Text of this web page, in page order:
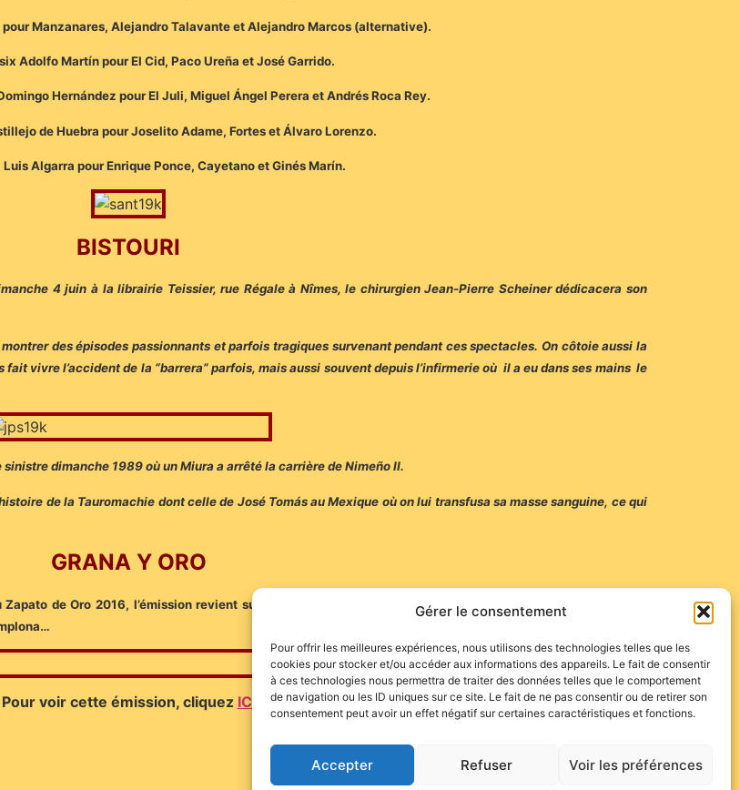
Gérer le consentement
Pour offrir les meilleures expériences, nous utilisons des technologies telles que les
cookies pour stocker et/ou accéder aux informations des appareils. Le fait de consentir
à ces technologies nous permettra de traiter des données telles que le comportement
de navigation ou les ID uniques sur ce site. Le fait de ne pas consentir ou de retirer son
consentement peut avoir un effet négatif sur certaines caractéristiques et fonctions.
Accepter Refuser Voir les préférences
Manzanares, Alejandro Talavante et Alejandro Marcos (alternative).
Adolfo Martín pour El Cid, Paco Ureña et José Garrido.
Hernández pour El Juli, Miguel Ángel Perera et Andrés Roca Rey.
de Huebra pour Joselito Adame, Fortes et Álvaro Lorenzo.
Algarra pour Enrique Ponce, Cayetano et Ginés Marín.
BISTOURI
4 juin à la librairie Teissier, rue Régale à Nîmes, le chirurgien Jean-Pierre Scheiner dédicacera son
des épisodes passionnants et parfois tragiques survenant pendant ces spectacles. On côtoie aussi la
vivre l’accident de la “barrera” parfois, mais aussi souvent depuis l’infirmerie où il a eu dans ses mains le
dimanche 1989 où un Miura a arrêté la carrière de Nimeño II.
de la Tauromachie dont celle de José Tomás au Mexique où on lui transfusa sa masse sanguine, ce qui
GRANA Y ORO
de Oro 2016, l’émission revient sur les courses de Valladolid, Madrid, Séville, Baeza, Los Barrios et
Pour voir cette émission, cliquez ICI